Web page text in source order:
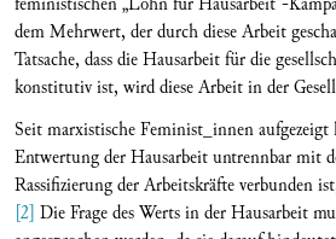
dem Mehrwert, der durch diese Arbeit
Tatsache, dass die Hausarbeit für die
konstitutiv ist, wird diese Arbeit in der
Seit marxistische Feminist_innen aufgezeigt
Entwertung der Hausarbeit untrennbar mit
Rassifizierung der Arbeitskräfte verbunden
[2] Die Frage des Werts in der Hausarbeit